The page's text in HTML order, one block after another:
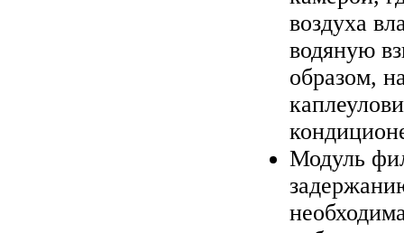
воздуха
водяную
образом,
Модуль